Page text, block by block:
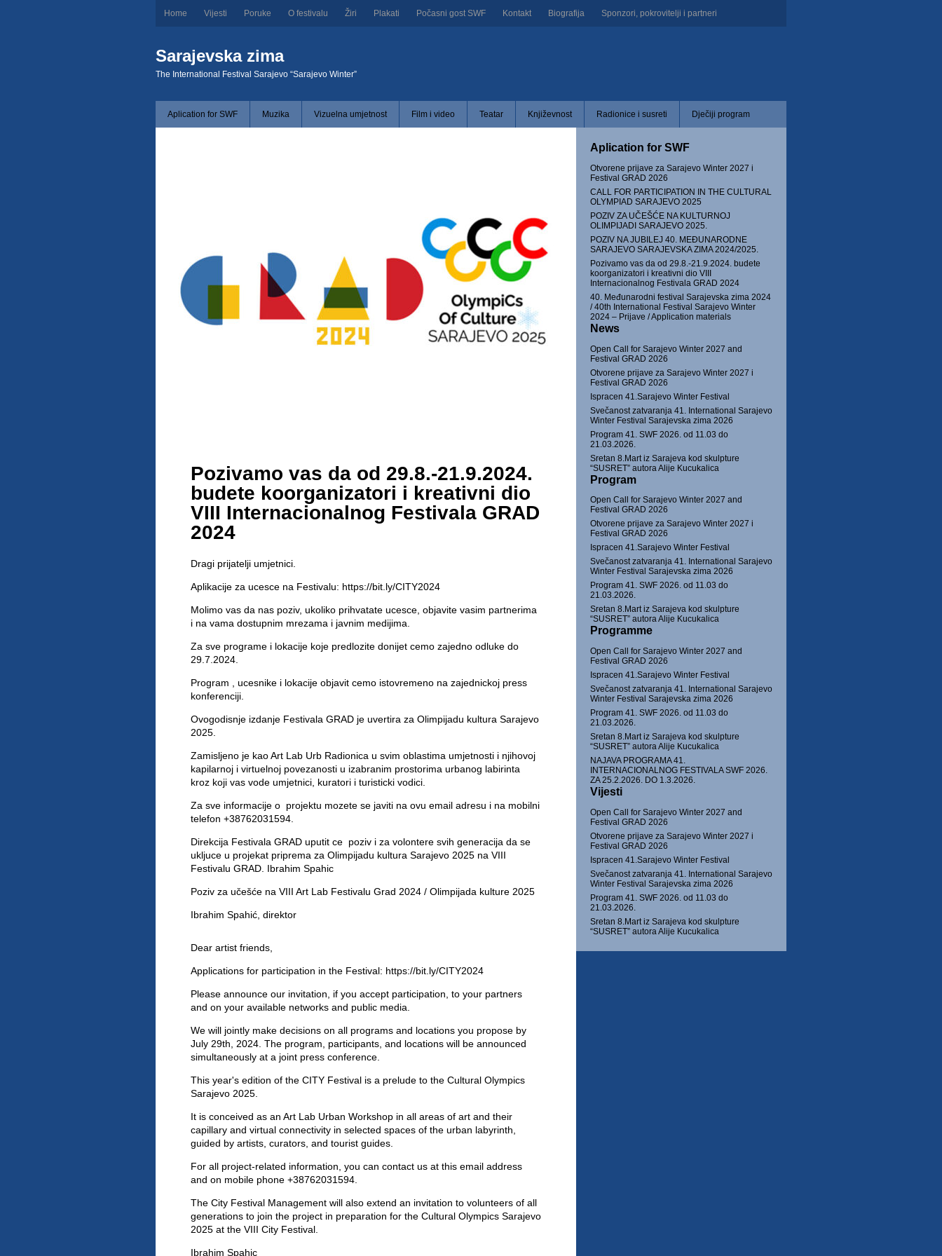
Home Vijesti Poruke O festivalu Žiri Plakati Počasni gost SWF Kontakt Biografija Sponzori, pokrovitelji i partneri
Sarajevska zima
The International Festival Sarajevo “Sarajevo Winter”
Aplication for SWF Muzika Vizuelna umjetnost Film i video Teatar Književnost Radionice i susreti Dječiji program
Pozivamo vas da od 29.8.-21.9.2024.
budete koorganizatori i kreativni dio
VIII Internacionalnog Festivala GRAD
2024
Dragi prijatelji umjetnici.
Aplikacije za ucesce na Festivalu: https://bit.ly/CITY2024
Molimo vas da nas poziv, ukoliko prihvatate ucesce, objavite vasim partnerima
i na vama dostupnim mrezama i javnim medijima.
Za sve programe i lokacije koje predlozite donijet cemo zajedno odluke do
29.7.2024.
Program , ucesnike i lokacije objavit cemo istovremeno na zajednickoj press
konferenciji.
Ovogodisnje izdanje Festivala GRAD je uvertira za Olimpijadu kultura Sarajevo
2025.
Zamisljeno je kao Art Lab Urb Radionica u svim oblastima umjetnosti i njihovoj
kapilarnoj i virtuelnoj povezanosti u izabranim prostorima urbanog labirinta
kroz koji vas vode umjetnici, kuratori i turisticki vodici.
Za sve informacije o projektu mozete se javiti na ovu email adresu i na mobilni
telefon +38762031594.
Direkcija Festivala GRAD uputit ce poziv i za volontere svih generacija da se
ukljuce u projekat priprema za Olimpijadu kultura Sarajevo 2025 na VIII
Festivalu GRAD. Ibrahim Spahic
Poziv za učešće na VIII Art Lab Festivalu Grad 2024 / Olimpijada kulture 2025
Ibrahim Spahić, direktor
Dear artist friends,
Applications for participation in the Festival: https://bit.ly/CITY2024
Please announce our invitation, if you accept participation, to your partners
and on your available networks and public media.
We will jointly make decisions on all programs and locations you propose by
July 29th, 2024. The program, participants, and locations will be announced
simultaneously at a joint press conference.
This year's edition of the CITY Festival is a prelude to the Cultural Olympics
Sarajevo 2025.
It is conceived as an Art Lab Urban Workshop in all areas of art and their
capillary and virtual connectivity in selected spaces of the urban labyrinth,
guided by artists, curators, and tourist guides.
For all project-related information, you can contact us at this email address
and on mobile phone +38762031594.
The City Festival Management will also extend an invitation to volunteers of all
generations to join the project in preparation for the Cultural Olympics Sarajevo
2025 at the VIII City Festival.
Ibrahim Spahic
Aplication for SWF
Otvorene prijave za Sarajevo Winter 2027 i
Festival GRAD 2026
CALL FOR PARTICIPATION IN THE CULTURAL
OLYMPIAD SARAJEVO 2025
POZIV ZA UČEŠĆE NA KULTURNOJ
OLIMPIJADI SARAJEVO 2025.
POZIV NA JUBILEJ 40. MEĐUNARODNE
SARAJEVO SARAJEVSKA ZIMA 2024/2025.
Pozivamo vas da od 29.8.-21.9.2024. budete
koorganizatori i kreativni dio VIII
Internacionalnog Festivala GRAD 2024
40. Međunarodni festival Sarajevska zima 2024
/ 40th International Festival Sarajevo Winter
2024 – Prijave / Application materials
News
Open Call for Sarajevo Winter 2027 and
Festival GRAD 2026
Otvorene prijave za Sarajevo Winter 2027 i
Festival GRAD 2026
Ispracen 41.Sarajevo Winter Festival
Svečanost zatvaranja 41. International Sarajevo
Winter Festival Sarajevska zima 2026
Program 41. SWF 2026. od 11.03 do
21.03.2026.
Sretan 8.Mart iz Sarajeva kod skulpture
“SUSRET” autora Alije Kucukalica
Program
Open Call for Sarajevo Winter 2027 and
Festival GRAD 2026
Otvorene prijave za Sarajevo Winter 2027 i
Festival GRAD 2026
Ispracen 41.Sarajevo Winter Festival
Svečanost zatvaranja 41. International Sarajevo
Winter Festival Sarajevska zima 2026
Program 41. SWF 2026. od 11.03 do
21.03.2026.
Sretan 8.Mart iz Sarajeva kod skulpture
“SUSRET” autora Alije Kucukalica
Programme
Open Call for Sarajevo Winter 2027 and
Festival GRAD 2026
Ispracen 41.Sarajevo Winter Festival
Svečanost zatvaranja 41. International Sarajevo
Winter Festival Sarajevska zima 2026
Program 41. SWF 2026. od 11.03 do
21.03.2026.
Sretan 8.Mart iz Sarajeva kod skulpture
“SUSRET” autora Alije Kucukalica
NAJAVA PROGRAMA 41.
INTERNACIONALNOG FESTIVALA SWF 2026.
ZA 25.2.2026. DO 1.3.2026.
Vijesti
Open Call for Sarajevo Winter 2027 and
Festival GRAD 2026
Otvorene prijave za Sarajevo Winter 2027 i
Festival GRAD 2026
Ispracen 41.Sarajevo Winter Festival
Svečanost zatvaranja 41. International Sarajevo
Winter Festival Sarajevska zima 2026
Program 41. SWF 2026. od 11.03 do
21.03.2026.
Sretan 8.Mart iz Sarajeva kod skulpture
“SUSRET” autora Alije Kucukalica